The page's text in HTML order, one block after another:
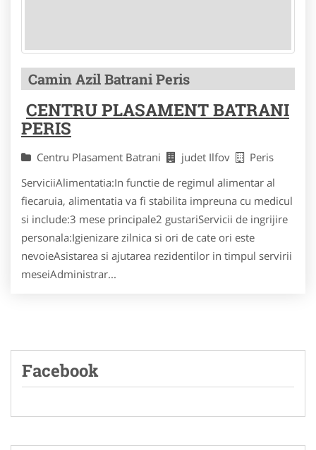
Camin Azil Batrani Peris
CENTRU PLASAMENT BATRANI
PERIS
Centru Plasament Batrani judet Ilfov
Peris
ServiciiAlimentatia:In functie de regimul alimentar al
fiecaruia, alimentatia va fi stabilita impreuna cu medicul
si include:3 mese principale2 gustariServicii de ingrijire
personala:Igienizare zilnica si ori de cate ori este
nevoieAsistarea si ajutarea rezidentilor in timpul servirii
meseiAdministrar...
Facebook